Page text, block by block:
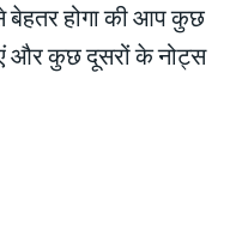
बेहतर होगा की आप कुछ
और कुछ दूसरों के नोट्स